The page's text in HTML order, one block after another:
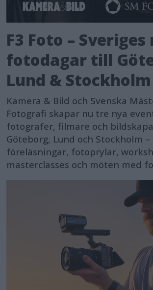
F3 Foto – Sveriges
fotodagar till
Lund & Stockholm
Kamera & Bild och Svenska
Fotografi skapar nu tre nya
fotografer, filmare och
Göteborg, Lund och Stockholm –
föreläsningar, fotoprylar,
masterclasses och möten med